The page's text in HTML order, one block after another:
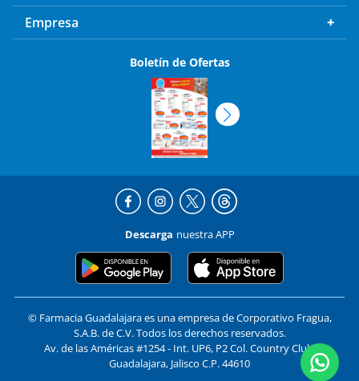
Empresa
Boletín de Ofertas
Descarga nuestra APP
© Farmacia Guadalajara es una empresa de Corporativo Fragua,
S.A.B. de C.V. Todos los derechos reservados.
Av. de las Américas #1254 - Int. UP6, P2 Col. Country Club,
Guadalajara, Jalisco C.P. 44610